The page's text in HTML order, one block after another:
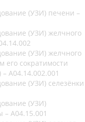
(УЗИ) печени –
(УЗИ) желчного
(УЗИ) желчного
его сократимости
A04.14.002.001
(УЗИ) селезёнки
(УЗИ)
A04.15.001